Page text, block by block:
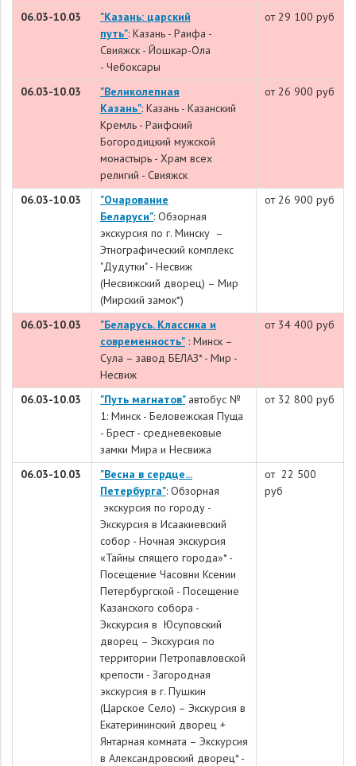
06.03-10.03
"Казань: царский
путь": Казань - Раифа -
Свияжск - Йошкар-Ола
- Чебоксары
от 29 100 руб
06.03-10.03
"Великолепная
Казань": Казань - Казанский
Кремль - Раифский
Богородицкий мужской
монастырь - Храм всех
религий - Свияжск
от 26 900 руб
06.03-10.03
"Очарование
Беларуси": Обзорная
экскурсия по г. Минску –
Этнографический комплекс
"Дудутки" - Несвиж
(Несвижский дворец) – Мир
(Мирский замок*)
от 26 900 руб
06.03-10.03
"Беларусь. Классика и
современность" : Минск –
Сула – завод БЕЛАЗ* - Мир -
Несвиж
от 34 400 руб
06.03-10.03 "Путь магнатов" автобус №
1: Минск - Беловежская Пуща
- Брест - средневековые
замки Мира и Несвижа
от 32 800 руб
06.03-10.03
"Весна в сердце...
Петербурга": Обзорная
экскурсия по городу -
Экскурсия в Исаакиевский
собор - Ночная экскурсия
«Тайны спящего города»* -
Посещение Часовни Ксении
Петербургской - Посещение
Казанского собора -
Экскурсия в Юсуповский
дворец – Экскурсия по
территории Петропавловской
крепости - Загородная
экскурсия в г. Пушкин
(Царское Село) – Экскурсия в
Екатерининский дворец +
Янтарная комната – Экскурсия
в Александровский дворец* -
от 22 500
руб